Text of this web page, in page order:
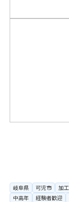
岐阜県 可児市 加工
中高年
経験者歓迎